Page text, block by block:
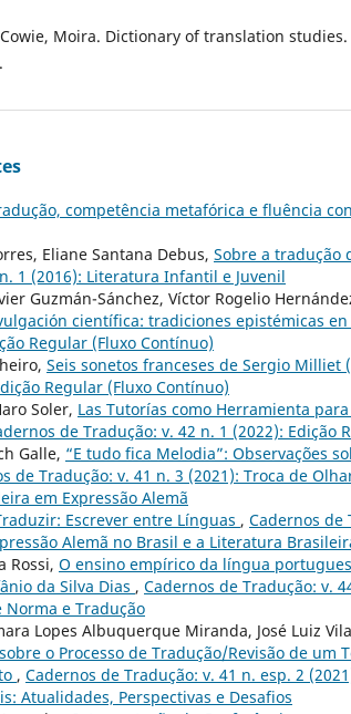
Moira. Dictionary of translation studies.
competência metafórica e fluência
Eliane Santana Debus, Sobre a tradução
1 (2016): Literatura Infantil e Juvenil
Guzmán-Sánchez, Víctor Rogelio
científica: tradiciones epistémicas
Regular (Fluxo Contínuo)
Seis sonetos franceses de Sergio Milliet
Regular (Fluxo Contínuo)
Soler, Las Tutorías como Herramienta
de Tradução: v. 42 n. 1 (2022): Edição
Galle, “E tudo fica Melodia”: Observações
de Tradução: v. 41 n. 3 (2021): Troca de
em Expressão Alemã
Escrever entre Línguas , Cadernos de
Alemã no Brasil e a Literatura
Rossi, O ensino empírico da língua
da Silva Dias , Cadernos de Tradução: v.
Norma e Tradução
Lopes Albuquerque Miranda, José Luiz
o Processo de Tradução/Revisão de um
, Cadernos de Tradução: v. 41 n. esp. 2
Atualidades, Perspectivas e Desafios